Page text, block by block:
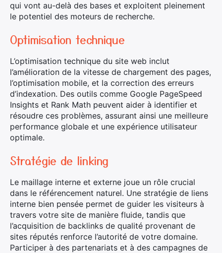
qui vont au-delà des bases et exploitent pleinement
le potentiel des moteurs de recherche.
Optimisation technique
L’optimisation technique du site web inclut
l’amélioration de la vitesse de chargement des pages,
l’optimisation mobile, et la correction des erreurs
d’indexation. Des outils comme Google PageSpeed
Insights et Rank Math peuvent aider à identifier et
résoudre ces problèmes, assurant ainsi une meilleure
performance globale et une expérience utilisateur
optimale.
Stratégie de linking
Le maillage interne et externe joue un rôle crucial
dans le référencement naturel. Une stratégie de liens
interne bien pensée permet de guider les visiteurs à
travers votre site de manière fluide, tandis que
l’acquisition de backlinks de qualité provenant de
sites réputés renforce l’autorité de votre domaine.
Participer à des partenariats et à des campagnes de